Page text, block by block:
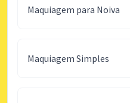
Maquiagem para Noiva
Maquiagem Simples